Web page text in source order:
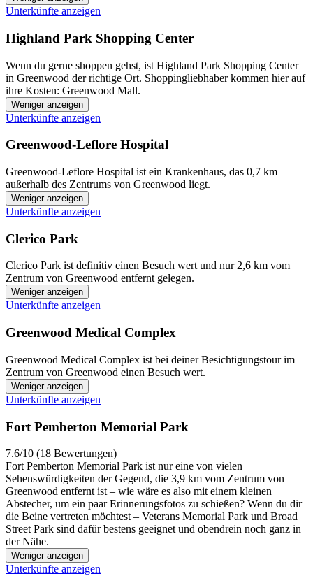
Unterkünfte anzeigen
Highland Park Shopping Center
Wenn du gerne shoppen gehst, ist Highland Park Shopping Center
in Greenwood der richtige Ort. Shoppingliebhaber kommen hier auf
ihre Kosten: Greenwood Mall.
Weniger anzeigen
Unterkünfte anzeigen
Greenwood-Leflore Hospital
Greenwood-Leflore Hospital ist ein Krankenhaus, das 0,7 km
außerhalb des Zentrums von Greenwood liegt.
Weniger anzeigen
Unterkünfte anzeigen
Clerico Park
Clerico Park ist definitiv einen Besuch wert und nur 2,6 km vom
Zentrum von Greenwood entfernt gelegen.
Weniger anzeigen
Unterkünfte anzeigen
Greenwood Medical Complex
Greenwood Medical Complex ist bei deiner Besichtigungstour im
Zentrum von Greenwood einen Besuch wert.
Weniger anzeigen
Unterkünfte anzeigen
Fort Pemberton Memorial Park
7.6/10 (18 Bewertungen)
Fort Pemberton Memorial Park ist nur eine von vielen
Sehenswürdigkeiten der Gegend, die 3,9 km vom Zentrum von
Greenwood entfernt ist – wie wäre es also mit einem kleinen
Abstecher, um ein paar Erinnerungsfotos zu schießen? Wenn du dir
die Beine vertreten möchtest – Veterans Memorial Park und Broad
Street Park sind dafür bestens geeignet und obendrein noch ganz in
der Nähe.
Weniger anzeigen
Unterkünfte anzeigen